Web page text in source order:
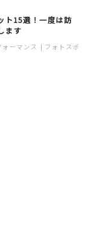
ト15選！一度は訪
ます
ーマンス フォトスポッ